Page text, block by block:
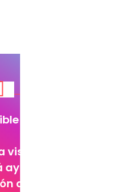
para todos!
y unirse a
a crear
del turismo!